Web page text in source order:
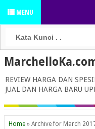
MENU
REVIEW HARGA DAN
JUAL DAN HARGA BARU
Home » Archive for March